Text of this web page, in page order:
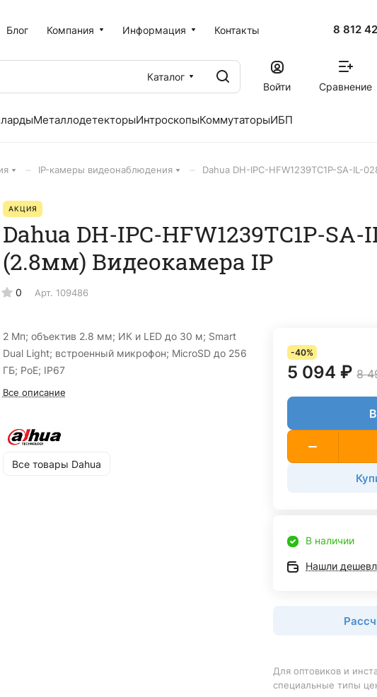
Блог Компания Информация Контакты 8 812
Каталог
Войти
Сравнение
МеталлодетекторыИнтроскопыКоммутаторыИБП
IP-камеры видеонаблюдения Dahua DH-IPC-HFW1239TC1P-SA-IL-
АКЦИЯ
Dahua DH-IPC-HFW1239TC1P-SA-
(2.8мм) Видеокамера IP
0 Арт. 109486
2 Мп; объектив 2.8 мм; ИК и LED до 30 м; Smart
Dual Light; встроенный микрофон; MicroSD до 256
ГБ; PoE; IP67
Все описание
Все товары Dahua
-40%
5 094 ₽ 8
В наличии
Нашли
Для оптовиков и
специальные типы